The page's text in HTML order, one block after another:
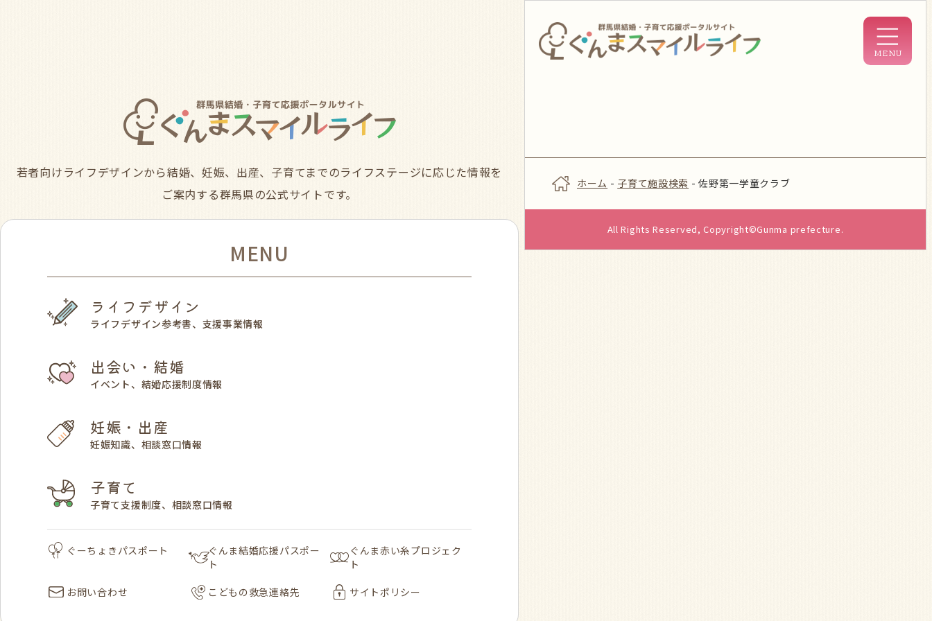
若者向けライフデザインから結婚、妊娠、出産、子育てまでのライフステージに応じた情報を
ご案内する群馬県の公式サイトです。
MENU
ライフデザイン
ライフデザイン参考書、支援事業情報
出会い・結婚
イベント、結婚応援制度情報
妊娠・出産
妊娠知識、相談窓口情報
子育て
子育て支援制度、相談窓口情報
ぐーちょきパスポート
ぐんま結婚応援パスポー
ト
ぐんま赤い糸プロジェク
ト
お問い合わせ
こどもの救急連絡先 サイトポリシー
ホーム - 子育て施設検索 -佐野第一学童クラブ
All Rights Reserved, Copyright©Gunma prefecture.